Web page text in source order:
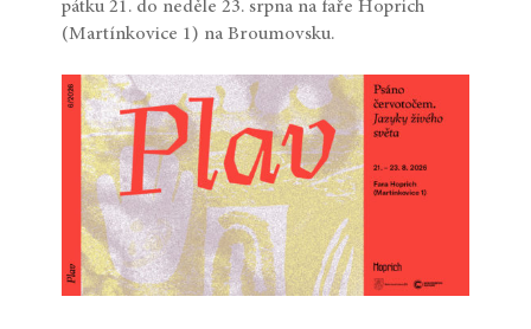
pátku 21. do neděle 23. srpna na faře Hoprich
(Martínkovice 1) na Broumovsku.